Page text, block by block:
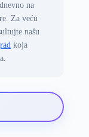
na
Za veću
našu
koja